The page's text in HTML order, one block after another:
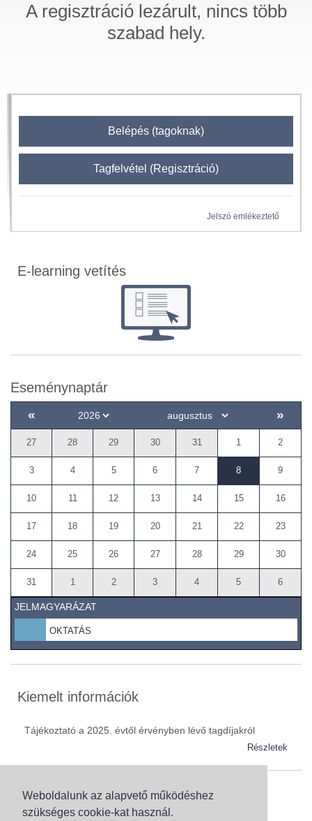
Weboldalunk az alapvető működéshez
szükséges cookie-kat használ.
A regisztráció lezárult, nincs több
szabad hely.
Belépés (tagoknak)
Tagfelvétel (Regisztráció)
Jelszó emlékeztető
E-learning vetítés
Eseménynaptár
« »
27 28 29 30 31 1 2
3 4 5 6 7 8 9
10 11 12 13 14 15 16
17 18 19 20 21 22 23
24 25 26 27 28 29 30
31 1 2 3 4 5 6
JELMAGYARÁZAT
OKTATÁS
Kiemelt információk
Tájékoztató a 2025. évtől érvényben lévő tagdíjakról
Részletek
Szaknévsor